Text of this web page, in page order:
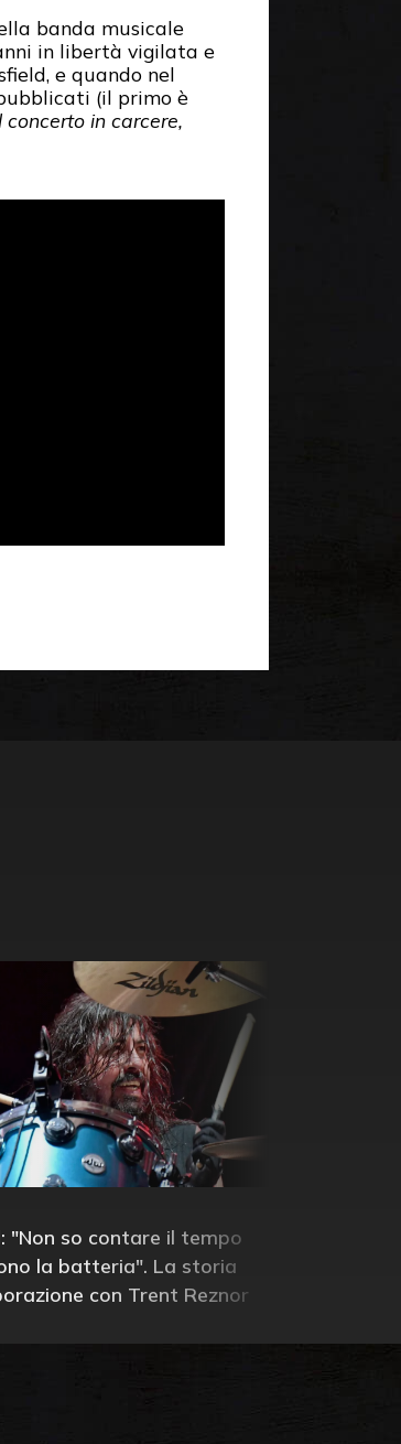
banda musicale
in libertà vigilata e
e quando nel
(il primo è
concerto in carcere,
"Non so contare il tempo
la batteria". La storia
con Trent Reznor